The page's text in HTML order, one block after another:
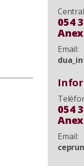
054
Email:
054
Email: